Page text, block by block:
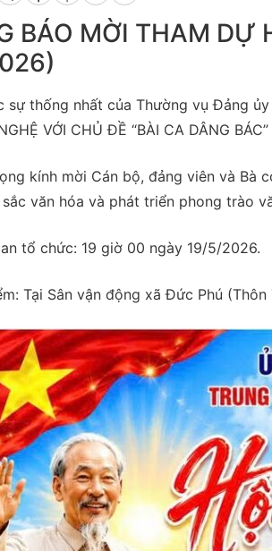
BÁO MỜI THAM
sự thống nhất của Thường vụ Đảng
VỚI CHỦ ĐỀ “BÀI CA DÂNG
kính mời Cán bộ, đảng viên và Bà
văn hóa và phát triển phong trào
tổ chức: 19 giờ 00 ngày 19/5/2026.
Tại Sân vận động xã Đức Phú